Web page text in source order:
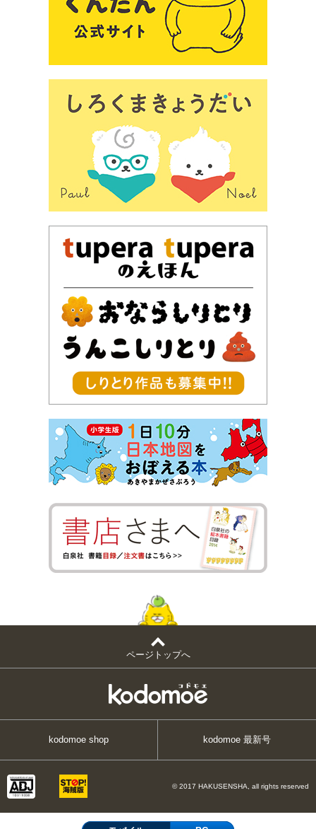
ページトップへ
kodomoe shop kodomoe 最新号
© 2017 HAKUSENSHA, all rights reserved